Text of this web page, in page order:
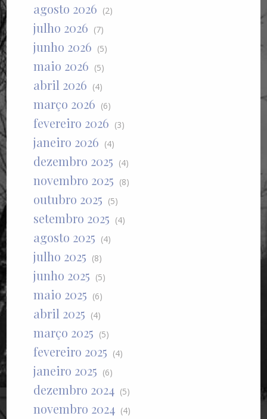
agosto 2026 (2)
julho 2026 (7)
junho 2026 (5)
maio 2026 (5)
abril 2026 (4)
março 2026 (6)
fevereiro 2026 (3)
janeiro 2026 (4)
dezembro 2025 (4)
novembro 2025 (8)
outubro 2025 (5)
setembro 2025 (4)
agosto 2025 (4)
julho 2025 (8)
junho 2025 (5)
maio 2025 (6)
abril 2025 (4)
março 2025 (5)
fevereiro 2025 (4)
janeiro 2025 (6)
dezembro 2024 (5)
novembro 2024 (4)